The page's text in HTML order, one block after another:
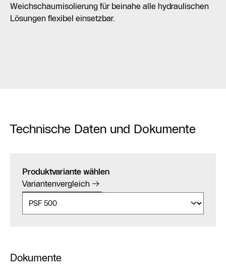
Weichschaumisolierung für beinahe alle hydraulischen
Lösungen flexibel einsetzbar.
Technische Daten und Dokumente
Produktvariante wählen
Variantenvergleich
Dokumente